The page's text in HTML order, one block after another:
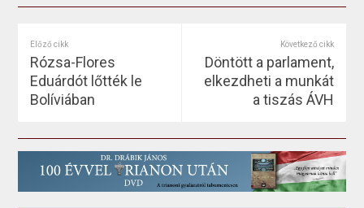
Előző cikk
Rózsa-Flores
Eduárdót lőtték le
Bolíviában
Következő cikk
Döntött a parlament,
elkezdheti a munkát
a tiszás ÁVH